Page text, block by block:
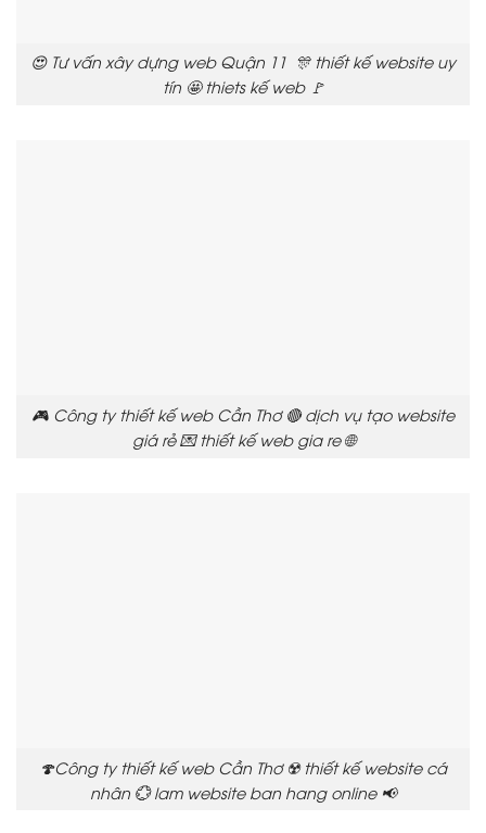
😍 Tư vấn xây dựng web Quận 11 🎊 thiết kế website uy
tín 🤩 thiets kế web 🚩
🎮 Công ty thiết kế web Cần Thơ 🔴 dịch vụ tạo website
giá rẻ 💌 thiết kế web gia re 🌐
🍄Công ty thiết kế web Cần Thơ ☢️ thiết kế website cá
nhân 💮 lam website ban hang online 📢